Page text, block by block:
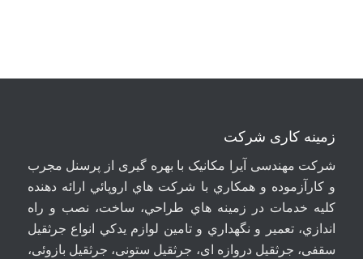
زمینه کاری شرکت
شرکت مهندسی آيرا مکانيک با بهره گیری از پرسنل مجرب
و کارآزموده و همکاري با شرکت هاي اروپائي ارائه دهنده
کلیه خدمات در زمينه هاي طراحي، ساخت، نصب و راه
اندازي، تعمير و نگهداري و تامين لوازم يدکي انواع جرثقيل
سقفی، جرثقيل دروازه ای، جرثقيل ستونی، جرثقيل بازوئی،